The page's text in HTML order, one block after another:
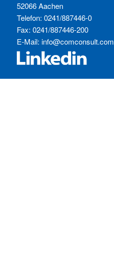
52066 Aachen
Telefon: 0241/887446-0
Fax: 0241/887446-200
E-Mail: info@comconsult.com